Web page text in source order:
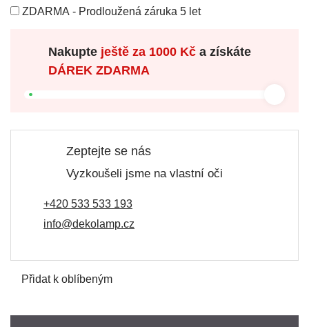
ZDARMA - Prodloužená záruka 5 let
Nakupte ještě za1000 Kča získáte
DÁREK ZDARMA
Zeptejte se nás
Vyzkoušeli jsme na vlastní oči
+420 533 533 193
info@dekolamp.cz
Přidat k oblíbeným